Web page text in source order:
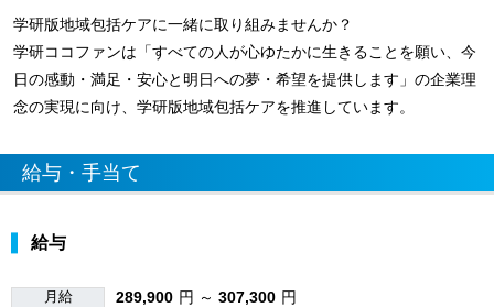
学研版地域包括ケアに一緒に取り組みませんか？
学研ココファンは「すべての人が心ゆたかに生きることを願い、今
日の感動・満足・安心と明日への夢・希望を提供します」の企業理
念の実現に向け、学研版地域包括ケアを推進しています。
給与・手当て
給与
月給 289,900 円 ～ 307,300 円